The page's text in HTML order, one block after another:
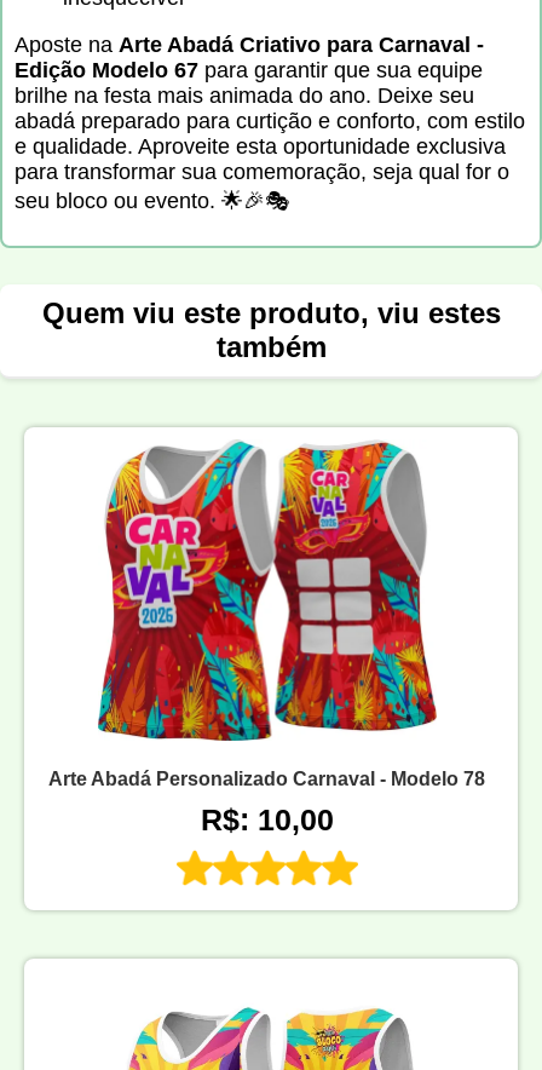
Aposte na Arte Abadá Criativo para Carnaval -
Edição Modelo 67 para garantir que sua equipe
brilhe na festa mais animada do ano. Deixe seu
abadá preparado para curtição e conforto, com estilo
e qualidade. Aproveite esta oportunidade exclusiva
para transformar sua comemoração, seja qual for o
seu bloco ou evento. 🌟🎉🎭
Quem viu este produto, viu estes
também
Arte Abadá Personalizado Carnaval - Modelo 78
R$: 10,00